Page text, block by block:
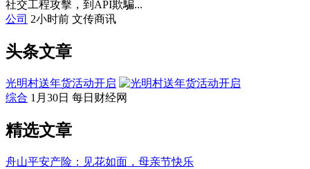
社交工程攻擊，到API欺騙...
公司 2小时前 文传商讯
头条文章
光明村送年货活动开启
综合 1月30日 每日财经网
精选文章
舟山平安产险：见花如面，母亲节快乐